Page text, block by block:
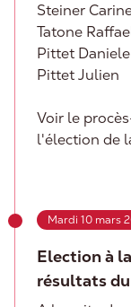
Steiner
Tatone
Pittet Daniele
Pittet Julien
Voir le
l'élection de
Mardi 10 mars
Election à
résultats